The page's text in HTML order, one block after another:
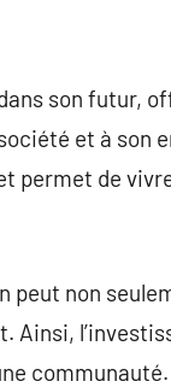
son futur,
et à son
permet de
peut non
Ainsi,
communauté.